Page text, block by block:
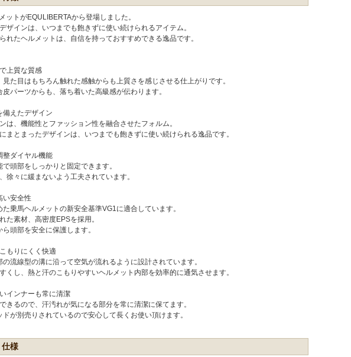
ットがEQULIBERTAから登場しました。
インは、いつまでも飽きずに使い続けられるアイテム。
たヘルメットは、自信を持っておすすめできる逸品です。
上質な質感
た目はもちろん触れた感触からも上質さを感じさせる仕上がりです。
パーツからも、落ち着いた高級感が伝わります。
備えたデザイン
、機能性とファッション性を融合させたフォルム。
とまったデザインは、いつまでも飽きずに使い続けられる逸品です。
整ダイヤル機能
頭部をしっかりと固定できます。
徐々に緩まないよう工夫されています。
い安全性
乗馬ヘルメットの新安全基準VG1に適合しています。
た素材、高密度EPSを採用。
頭部を安全に保護します。
もりにくく快適
流線型の溝に沿って空気が流れるように設計されています。
し、熱と汗のこもりやすいヘルメット内部を効率的に通気させます。
インナーも常に清潔
るので、汗汚れが気になる部分を常に清潔に保てます。
が別売りされているので安心して長くお使い頂けます。
仕様